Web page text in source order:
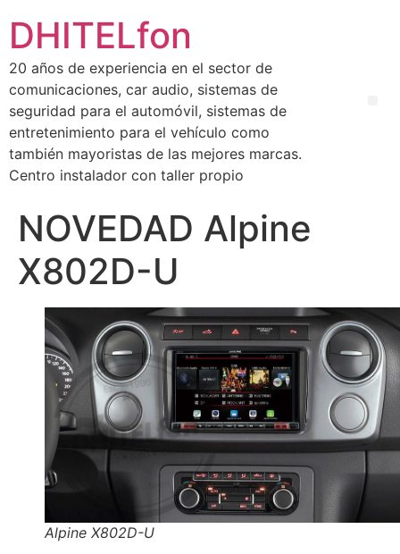
DHITELfon
20 años de experiencia en el sector de
comunicaciones, car audio, sistemas de
seguridad para el automóvil, sistemas de
entretenimiento para el vehículo como
también mayoristas de las mejores marcas.
Centro instalador con taller propio
NOVEDAD Alpine
X802D-U
Alpine X802D-U